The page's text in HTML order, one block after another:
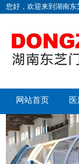
您好，欢迎来到湖南东
网站首页